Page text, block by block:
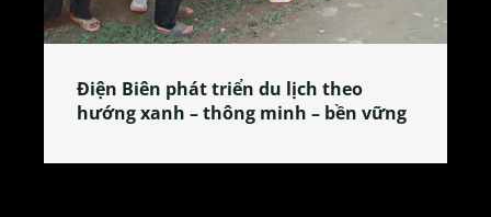
Làng làm bánh tẻ Phú Nhi – nơi lan
tỏa đặc sản xứ Đoài